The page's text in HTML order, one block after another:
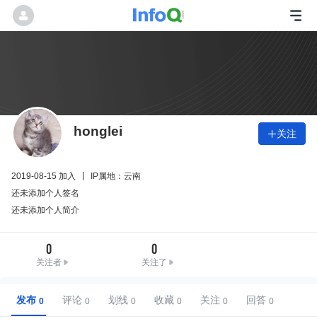
honglei 关注
2019-08-15 加入
IP属地：云南
还未添加个人签名
还未添加个人简介
0
关注者
0
关注了
发布 评论 划线 收藏 关注 回答